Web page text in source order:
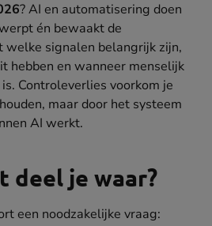
? AI en automatisering doen
én bewaakt de
welke signalen belangrijk zijn,
hebben en wanneer menselijk
Controleverlies voorkom je
maar door het systeem
AI werkt.
deel je waar?
een noodzakelijke vraag: